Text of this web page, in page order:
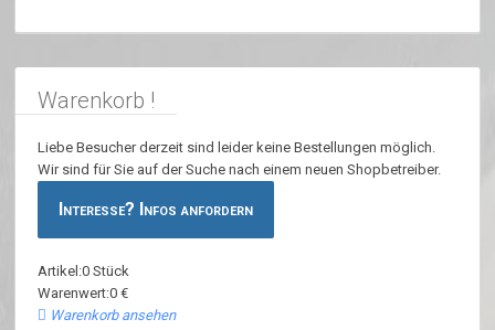
Warenkorb !
Liebe Besucher derzeit sind leider keine Bestellungen möglich.
Wir sind für Sie auf der Suche nach einem neuen Shopbetreiber.
Interesse? Infos anfordern
Artikel:0 Stück
Warenwert:0 €
Warenkorb ansehen